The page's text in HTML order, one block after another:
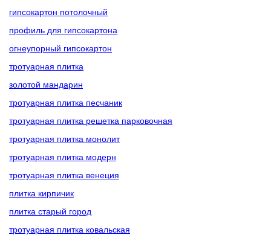
гипсокартон потолочный
профиль для гипсокартона
огнеупорный гипсокартон
тротуарная плитка
золотой мандарин
тротуарная плитка песчаник
тротуарная плитка решетка парковочная
тротуарная плитка монолит
тротуарная плитка модерн
тротуарная плитка венеция
плитка кирпичик
плитка старый город
тротуарная плитка ковальская